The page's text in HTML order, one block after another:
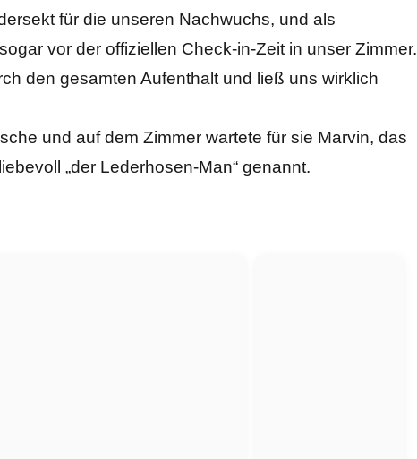
für die unseren Nachwuchs, und als
vor der offiziellen Check-in-Zeit in unser Zimmer.
den gesamten Aufenthalt und ließ uns wirklich
und auf dem Zimmer wartete für sie Marvin, das
„der Lederhosen-Man“ genannt.